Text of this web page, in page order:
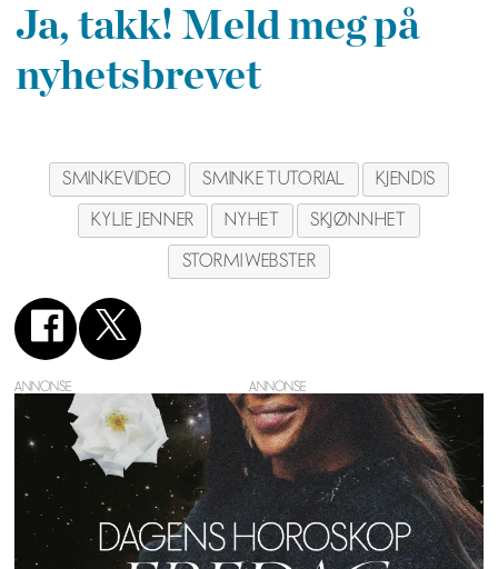
Ja, takk! Meld meg på
nyhetsbrevet
SMINKEVIDEO SMINKE TUTORIAL
KJENDIS
KYLIE JENNER
NYHET
SKJØNNHET
STORMI WEBSTER
ANNONSE